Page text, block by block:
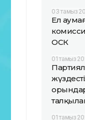
03 тамыз
Ел
ОСК
01 тамыз
01 тамыз